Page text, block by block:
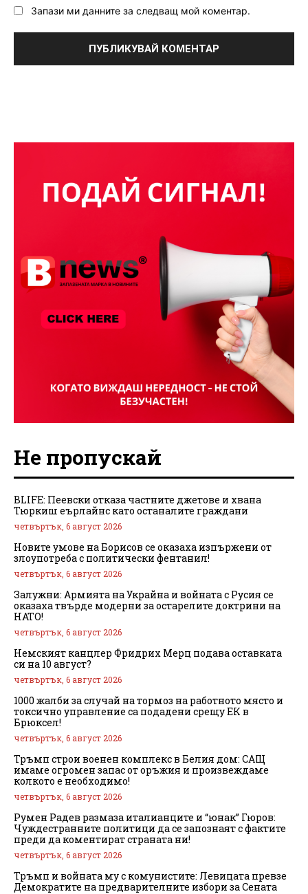
Запази ми данните за следващ мой коментар.
Не пропускай
BLIFE: Пеевски отказа частните джетове и хвана
Тюркиш еърлайнс като останалите граждани
четвъртък, 6 август 2026
Новите умове на Борисов се оказаха изпържени от
злоупотреба с политически фентанил!
четвъртък, 6 август 2026
Залужни: Армията на Украйна и войната с Русия се
оказаха твърде модерни за остарелите доктрини на
НАТО!
четвъртък, 6 август 2026
Немският канцлер Фридрих Мерц подава оставката
си на 10 август?
четвъртък, 6 август 2026
1000 жалби за случай на тормоз на работното място и
токсично управление са подадени срещу ЕК в
Брюксел!
четвъртък, 6 август 2026
Тръмп строи военен комплекс в Белия дом: САЩ
имаме огромен запас от оръжия и произвеждаме
колкото е необходимо!
четвъртък, 6 август 2026
Румен Радев размаза италианците и “юнак” Гюров:
Чуждестранните политици да се запознаят с фактите
преди да коментират страната ни!
четвъртък, 6 август 2026
Тръмп и войната му с комунистите: Левицата превзе
Демократите на предварителните избори за Сената